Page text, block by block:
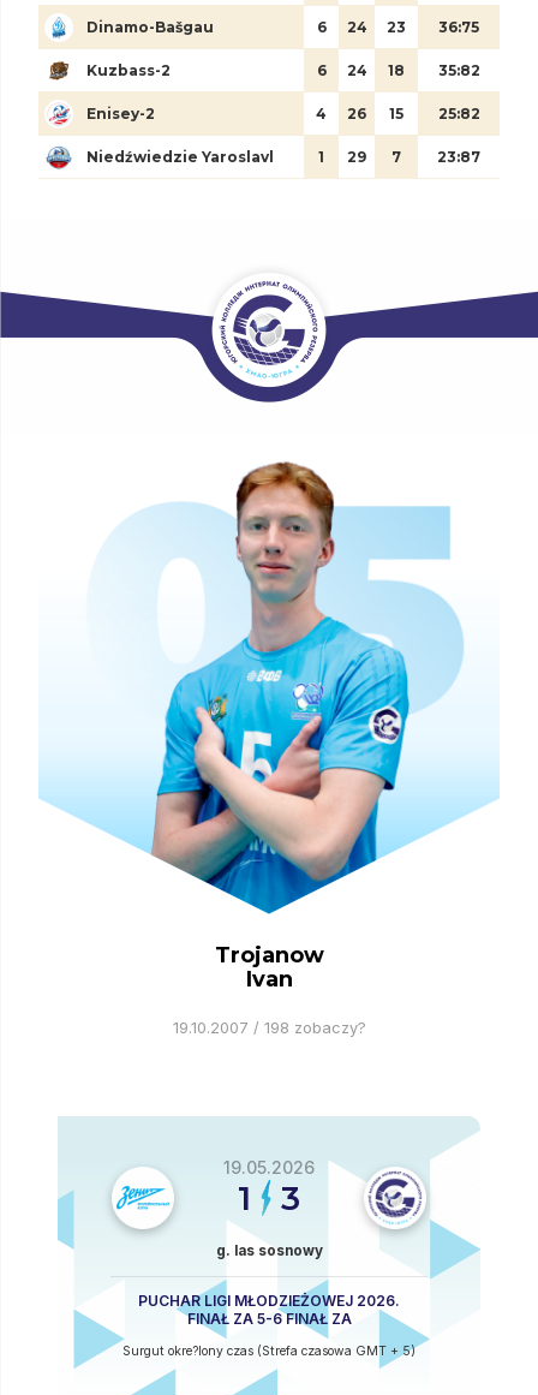
Dinamo-Bašgau 6 24 23 36:75
Kuzbass-2 6 24 18 35:82
Enisey-2 4 26 15 25:82
Niedźwiedzie Yaroslavl 1 29 7 23:87
Trojanow
Ivan
19.10.2007 / 198 zobaczy?
19.05.2026
1 3
g. las sosnowy
PUCHAR LIGI MŁODZIEŻOWEJ 2026.
FINAŁ ZA 5-6 FINAŁ ZA
Surgut okre?lony czas (Strefa czasowa GMT + 5)